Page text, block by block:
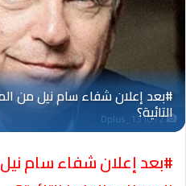
Oplus_131072
#بعد إعلان شفاء سام